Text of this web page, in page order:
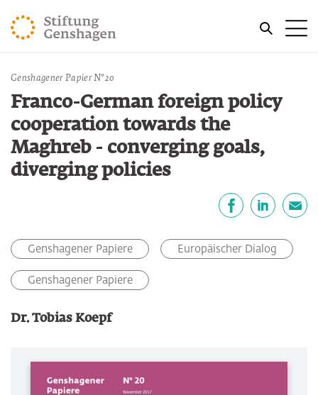
ZUM HAUPTINHALT SPRINGEN
ZUR SUCHE SPRINGEN
Sie befinden sich hier:
Start Publikationen
Genshagener Papier N°20
Franco-German foreign policy
cooperation towards the
Maghreb - converging goals,
diverging policies
Genshagener Papiere Europäischer Dialog
Genshagener Papiere
Dr. Tobias Koepf